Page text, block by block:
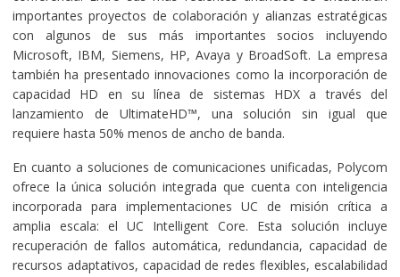
importantes proyectos de colaboración y alianzas estratégicas
con algunos de sus más importantes socios incluyendo
Microsoft, IBM, Siemens, HP, Avaya y BroadSoft. La empresa
también ha presentado innovaciones como la incorporación de
capacidad HD en su línea de sistemas HDX a través del
lanzamiento de UltimateHD™, una solución sin igual que
requiere hasta 50% menos de ancho de banda.
En cuanto a soluciones de comunicaciones unificadas, Polycom
ofrece la única solución integrada que cuenta con inteligencia
incorporada para implementaciones UC de misión crítica a
amplia escala: el UC Intelligent Core. Esta solución incluye
recuperación de fallos automática, redundancia, capacidad de
recursos adaptativos, capacidad de redes flexibles, escalabilidad